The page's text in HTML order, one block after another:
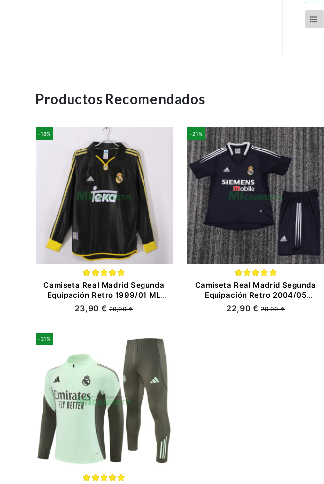
Productos Recomendados
-18%
Camiseta Real Madrid Segunda
Equipación Retro 1999/01 ML
Negro
23,90 €29,00 €
-21%
Camiseta Real Madrid Segunda
Equipación Retro 2004/05
Negro Niño Kit
22,90 €29,00 €
-31%